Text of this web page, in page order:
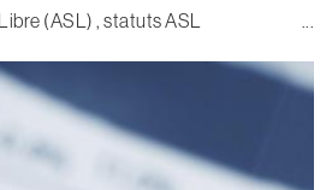
(ASL) , statuts ASL